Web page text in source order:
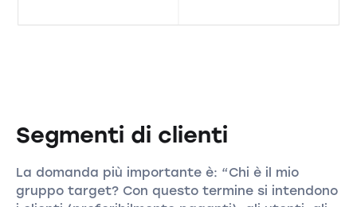
Segmenti di clienti
La domanda più importante è: “Chi è il mio
gruppo target? Con questo termine si intendono